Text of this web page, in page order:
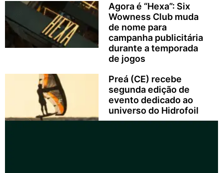
Agora é “Hexa”: Six
Wowness Club muda
de nome para
campanha publicitária
durante a temporada
de jogos
Preá (CE) recebe
segunda edição de
evento dedicado ao
universo do Hidrofoil